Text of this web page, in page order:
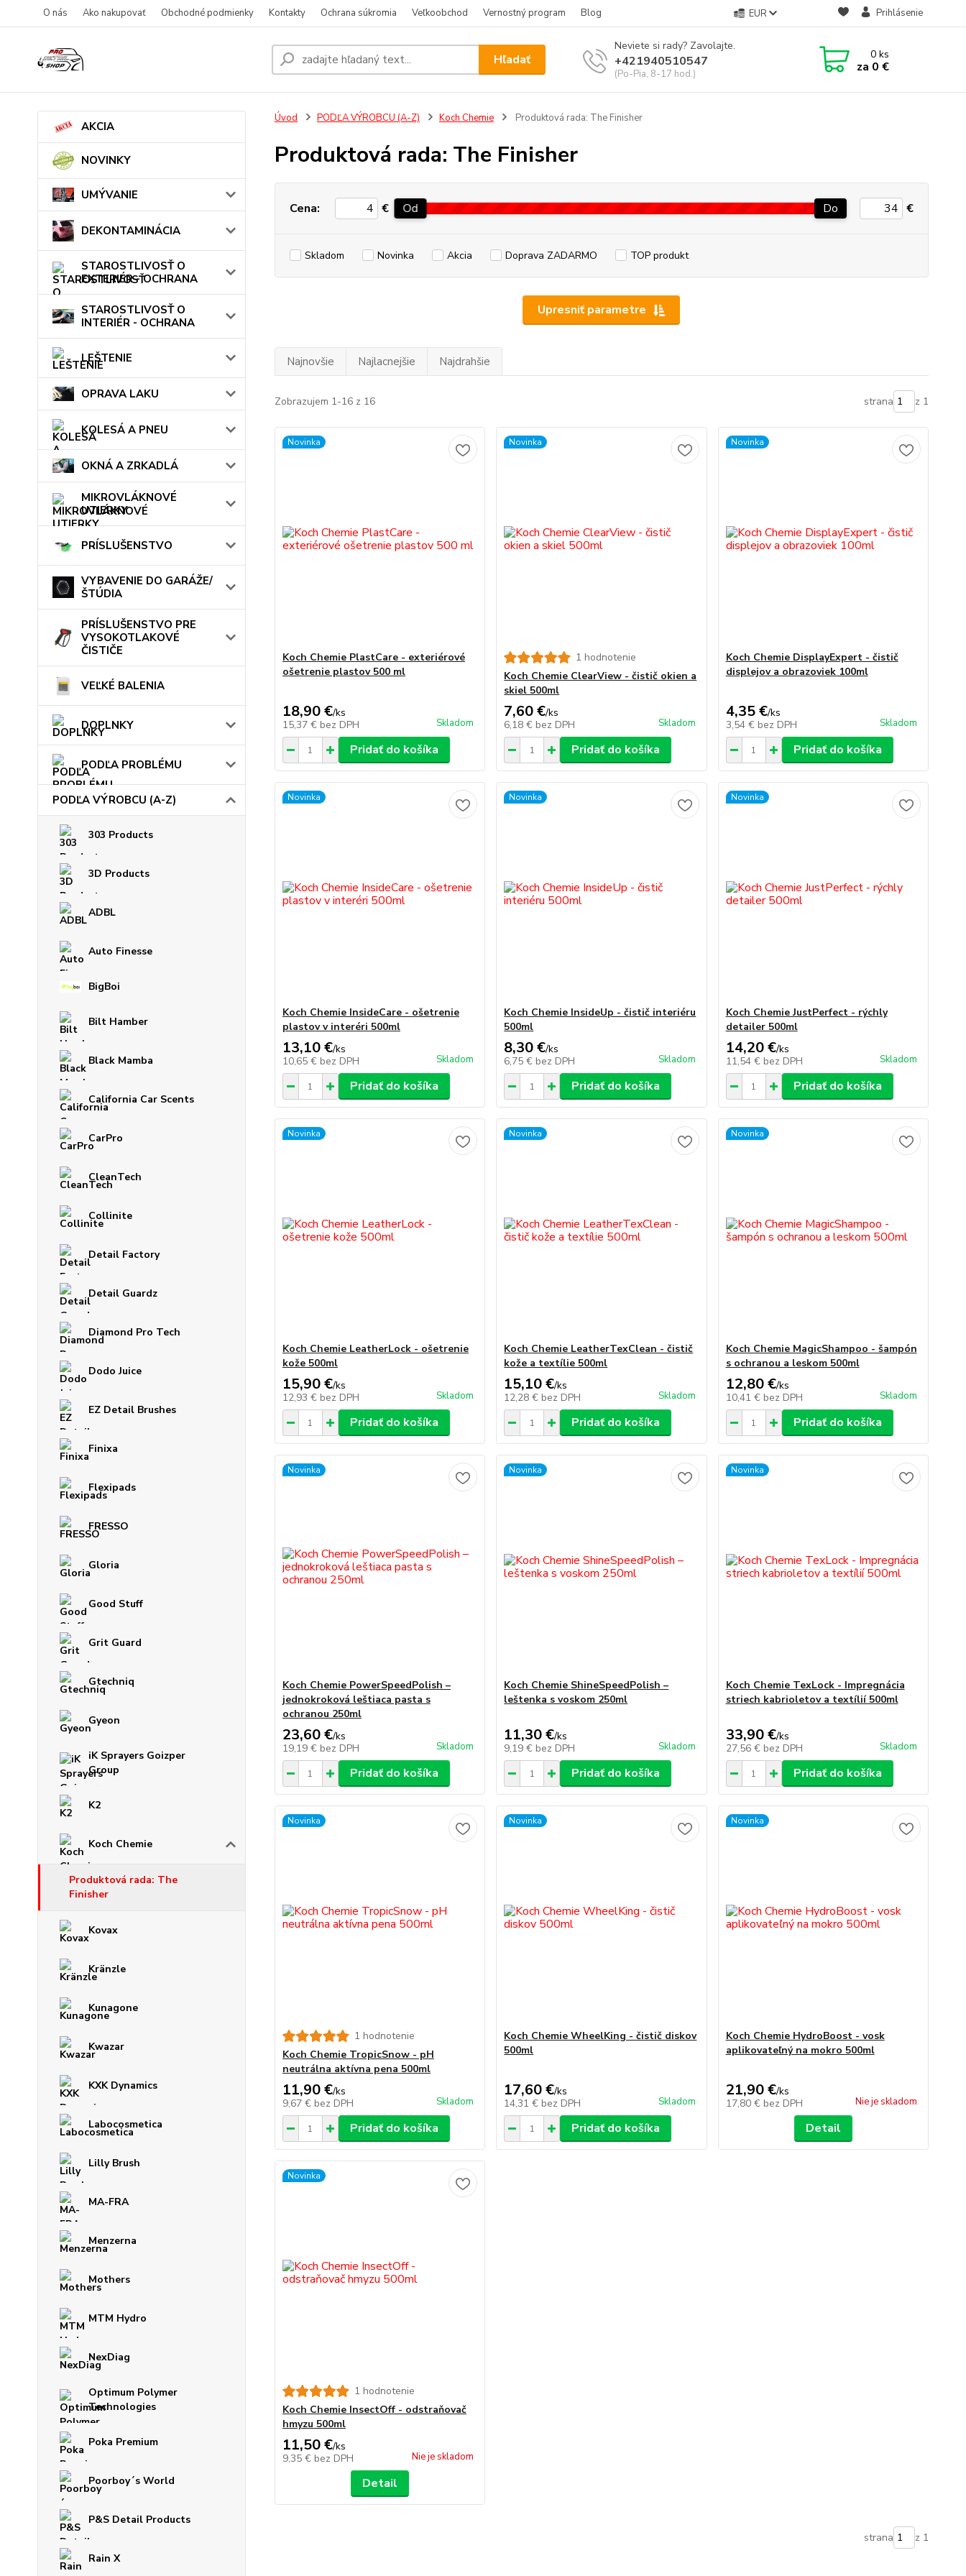
O nás Ako nakupovať Obchodné podmienky Kontakty Ochrana súkromia Veľkoobchod Vernostný program Blog EUR Prihlásenie
Hľadať
Neviete si rady? Zavolajte.
+421940510547
(Po-Pia, 8-17 hod.)
0ks
za 0 €
AKCIA
NOVINKY
UMÝVANIE
DEKONTAMINÁCIA
STAROSTLIVOSŤ O
EXTERIÉR - OCHRANA
STAROSTLIVOSŤ O
INTERIÉR - OCHRANA
LEŠTENIE
OPRAVA LAKU
KOLESÁ A PNEU
OKNÁ A ZRKADLÁ
MIKROVLÁKNOVÉ
UTIERKY
PRÍSLUŠENSTVO
VYBAVENIE DO GARÁŽE/
ŠTÚDIA
PRÍSLUŠENSTVO PRE
VYSOKOTLAKOVÉ
ČISTIČE
VEĽKÉ BALENIA
DOPLNKY
PODĽA PROBLÉMU
PODĽA VÝROBCU (A-Z)
303 Products
3D Products
ADBL
Auto Finesse
BigBoi
Bilt Hamber
Black Mamba
California Car Scents
CarPro
CleanTech
Collinite
Detail Factory
Detail Guardz
Diamond Pro Tech
Dodo Juice
EZ Detail Brushes
Finixa
Flexipads
FRESSO
Gloria
Good Stuff
Grit Guard
Gtechniq
Gyeon
iK Sprayers Goizper
Group
K2
Koch Chemie
Produktová rada: The
Finisher
Kovax
Kränzle
Kunagone
Kwazar
KXK Dynamics
Labocosmetica
Lilly Brush
MA-FRA
Menzerna
Mothers
MTM Hydro
NexDiag
Optimum Polymer
Technologies
Poka Premium
Poorboy´s World
P&S Detail Products
Rain X
Úvod PODĽA VÝROBCU (A-Z) Koch Chemie Produktová rada: The Finisher
Produktová rada: The Finisher
Upresniť parametre
Cena: € Od Do €
Skladom Novinka Akcia Doprava ZADARMO TOP produkt
Najnovšie Najlacnejšie Najdrahšie
Zobrazujem 1-16 z 16 strana z 1
Novinka
Koch Chemie PlastCare - exteriérové
ošetrenie plastov 500 ml
18,90 €/ks
15,37 € bez DPH Skladom
Pridať do košíka
Novinka
1 hodnotenie
Koch Chemie ClearView - čistič okien a
skiel 500ml
7,60 €/ks
6,18 € bez DPH Skladom
Pridať do košíka
Novinka
Koch Chemie DisplayExpert - čistič
displejov a obrazoviek 100ml
4,35 €/ks
3,54 € bez DPH Skladom
Pridať do košíka
Novinka
Koch Chemie InsideCare - ošetrenie
plastov v interéri 500ml
13,10 €/ks
10,65 € bez DPH Skladom
Pridať do košíka
Novinka
Koch Chemie InsideUp - čistič interiéru
500ml
8,30 €/ks
6,75 € bez DPH Skladom
Pridať do košíka
Novinka
Koch Chemie JustPerfect - rýchly
detailer 500ml
14,20 €/ks
11,54 € bez DPH Skladom
Pridať do košíka
Novinka
Koch Chemie LeatherLock - ošetrenie
kože 500ml
15,90 €/ks
12,93 € bez DPH Skladom
Pridať do košíka
Novinka
Koch Chemie LeatherTexClean - čistič
kože a textílie 500ml
15,10 €/ks
12,28 € bez DPH Skladom
Pridať do košíka
Novinka
Koch Chemie MagicShampoo - šampón
s ochranou a leskom 500ml
12,80 €/ks
10,41 € bez DPH Skladom
Pridať do košíka
Novinka
Koch Chemie PowerSpeedPolish –
jednokroková leštiaca pasta s
ochranou 250ml
23,60 €/ks
19,19 € bez DPH Skladom
Pridať do košíka
Novinka
Koch Chemie ShineSpeedPolish –
leštenka s voskom 250ml
11,30 €/ks
9,19 € bez DPH Skladom
Pridať do košíka
Novinka
Koch Chemie TexLock - Impregnácia
striech kabrioletov a textílií 500ml
33,90 €/ks
27,56 € bez DPH Skladom
Pridať do košíka
Novinka
1 hodnotenie
Koch Chemie TropicSnow - pH
neutrálna aktívna pena 500ml
11,90 €/ks
9,67 € bez DPH Skladom
Pridať do košíka
Novinka
Koch Chemie WheelKing - čistič diskov
500ml
17,60 €/ks
14,31 € bez DPH Skladom
Pridať do košíka
Novinka
Koch Chemie HydroBoost - vosk
aplikovateľný na mokro 500ml
21,90 €/ks
17,80 € bez DPH Nie je skladom
Detail
Novinka
1 hodnotenie
Koch Chemie InsectOff - odstraňovač
hmyzu 500ml
11,50 €/ks
9,35 € bez DPH Nie je skladom
Detail
strana z 1